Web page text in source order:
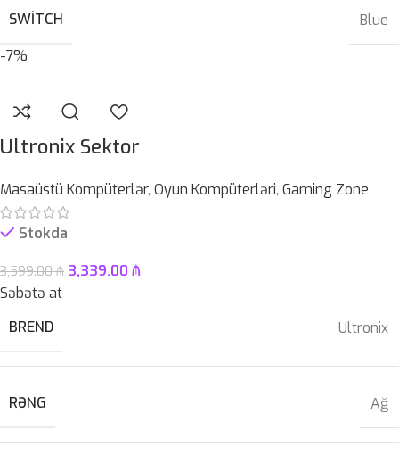
SWITCH
Blue
-7%
Ultronix Sektor
Masaüstü Kompüterlər, Oyun Kompüterləri, Gaming Zone
Stokda
3,599.00₼ 3,339.00 ₼
Səbətə at
BREND
Ultronix
RƏNG Ağ